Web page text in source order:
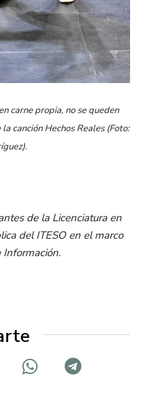
carne propia, no se queden
canción Hechos Reales (Foto:
de la Licenciatura en
del ITESO en el marco